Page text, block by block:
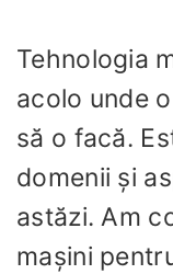
Tehnologia
acolo unde
să o facă.
domenii și
astăzi. Am
mașini